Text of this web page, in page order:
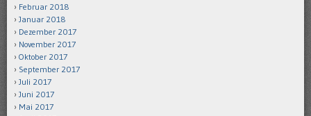
Februar 2018
Januar 2018
Dezember 2017
November 2017
Oktober 2017
September 2017
Juli 2017
Juni 2017
Mai 2017